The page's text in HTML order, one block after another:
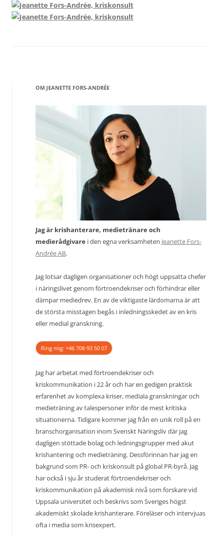
OM JEANETTE FORS-ANDRÉE
Jag är krishanterare, medietränare och
medierådgivare i den egna verksamheten Jeanette Fors-
Andrée AB.
Jag lotsar dagligen organisationer och högt uppsatta chefer
i näringslivet genom förtroendekriser och förhindrar eller
dämpar mediedrev. En av de viktigaste lärdomarna är att
de största misstagen begås i inledningsskedet av en kris
eller medial granskning.
Ring mig: +46 708-93 50 07
Jag har arbetat med förtroendekriser och
kriskommunikation i 22 år och har en gedigen praktisk
erfarenhet av komplexa kriser, mediala granskningar och
medieträning av talespersoner inför de mest kritiska
situationerna. Tidigare kommer jag från en unik roll på en
branschorganisation inom Svenskt Näringsliv där jag
dagligen stöttade bolag och ledningsgrupper med akut
krishantering och medieträning. Dessförinnan har jag en
bakgrund som PR- och kriskonsult på global PR-byrå. Jag
har också i sju år studerat förtroendekriser och
kriskommunikation på akademisk nivå som forskare vid
Uppsala universitet och beskrivs som Sveriges högst
akademiskt skolade krishanterare. Föreläser och intervjuas
ofta i media som krisexpert.